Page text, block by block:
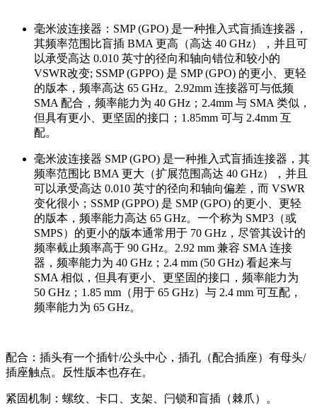
毫米波连接器：SMP (GPO) 是一种推入式盲插连接器，
其频率范围比盲插 BMA 更高（高达 40 GHz），并且可
以承受高达 0.010 英寸的径向和轴向错位和较小的
VSWR改变; SSMP (GPPO) 是 SMP (GPO) 的更小、更轻
的版本，频率高达 65 GHz。2.92mm 连接器可与低频
SMA 配合，频率能力为 40 GHz；2.4mm 与 SMA 类似，
但具有更小、更坚固的接口；1.85mm 可与 2.4mm 互
配。
毫米波连接器 SMP (GPO) 是一种推入式盲插连接器，其
频率范围比 BMA 更大（扩展范围高达 40 GHz），并且
可以承受高达 0.010 英寸的径向和轴向偏差，而 VSWR
变化很小；SSMP (GPPO) 是 SMP (GPO) 的更小、更轻
的版本，频率能力高达 65 GHz。一个称为 SMP3（或
SMPS）的更小的版本通常用于 70 GHz，尽管其设计的
频率截止频率高于 90 GHz。2.92 mm 兼容 SMA 连接
器，频率能力为 40 GHz；2.4 mm (50 GHz) 看起来与
SMA 相似，但具有更小、更坚固的接口，频率能力为
50 GHz；1.85 mm（用于 65 GHz）与 2.4 mm 可互配，
频率能力为 65 GHz。
配合：插头有一个插针/公头中心，插孔（配合插座）有母头/
插座触点。反性版本也存在。
紧固机制：螺纹、卡口、支架、闩锁和盲插（棘爪）。